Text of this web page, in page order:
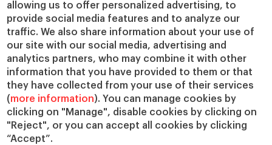
allowing us to offer personalized advertising, to
provide social media features and to analyze our
traffic. We also share information about your use of
our site with our social media, advertising and
analytics partners, who may combine it with other
information that you have provided to them or that
they have collected from your use of their services
(more information). You can manage cookies by
clicking on "Manage", disable cookies by clicking on
"Reject", or you can accept all cookies by clicking
“Accept”.
IESE Insight
IESE Publishing
Colabora con el IESE
Servicios
Biblioteca
Canal de Compliance
Capellanía
IESE Shop
Jobs @IESE
Préstamos y becas